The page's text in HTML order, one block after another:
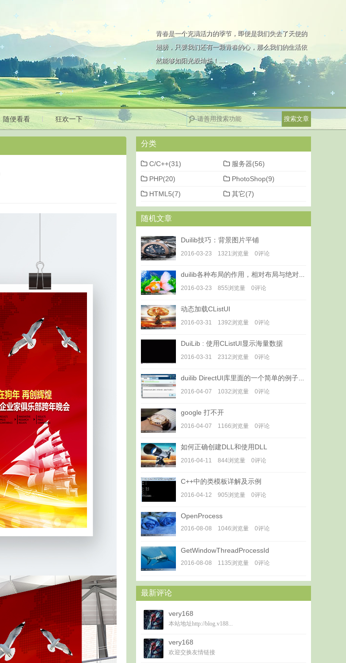
青春是一个充满活力的季节，即便是我们失去了天使的
翅膀，只要我们还有一颗青春的心，那么我们的生活依
然能够如阳光般灿烂！......
随便看看 狂欢一下
分类
C/C++(31)
服务器(56)
PHP(20)
PhotoShop(9)
HTML5(7)
其它(7)
随机文章
Duilib技巧：背景图片平铺
2016-03-23 1321浏览量 0评论
duilib各种布局的作用，相对布局与绝对布局的的意义与用法
2016-03-23 855浏览量 0评论
动态加载CListUI
2016-03-31 1392浏览量 0评论
DuiLib : 使用CListUI显示海量数据
2016-03-31 2312浏览量 0评论
duilib DirectUI库里面的一个简单的例子RichListDemo
2016-04-07 1032浏览量 0评论
google 打不开
2016-04-07 1166浏览量 0评论
如何正确创建DLL和使用DLL
2016-04-11 844浏览量 0评论
C++中的类模板详解及示例
2016-04-12 905浏览量 0评论
OpenProcess
2016-08-08 1046浏览量 0评论
GetWindowThreadProcessId
2016-08-08 1135浏览量 0评论
最新评论
very168
本站地址http://blog.v188...
very168
欢迎交换友情链接